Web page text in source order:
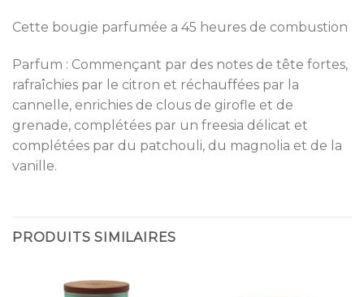
Cette bougie parfumée a 45 heures de combustion
Parfum : Commençant par des notes de tête fortes,
rafraîchies par le citron et réchauffées par la
cannelle, enrichies de clous de girofle et de
grenade, complétées par un freesia délicat et
complétées par du patchouli, du magnolia et de la
vanille.
PRODUITS SIMILAIRES